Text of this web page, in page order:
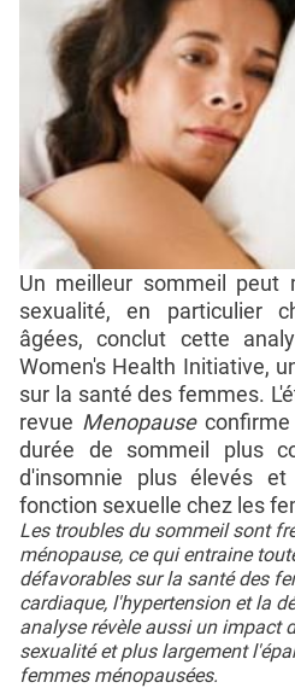
Un meilleur sommeil peut
sexualité, en particulier
âgées, conclut cette
Women's Health Initiative,
sur la santé des femmes.
revue Menopauseconfirme
durée de sommeil plus
d'insomnie plus élevés
fonction sexuelle chez les
Les troubles du sommeil sont
ménopause, ce qui entraine
défavorables sur la santé des
cardiaque, l'hypertension et la
analyse révèle aussi un impact
sexualité et plus largement
femmes ménopausées.